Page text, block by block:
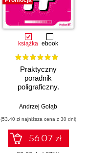
książka ebook
Praktyczny
poradnik
poligraficzny.
Andrzej Gołąb
(53,40 zł najniższa cena z 30 dni)
56.07 zł